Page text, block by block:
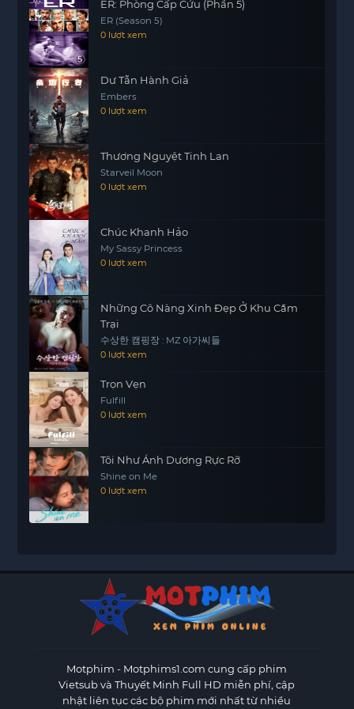
nhận được nỗi đau và quyết tâm của nhân vật
chính, cũng như những âm mưu đen tối ẩn sau
những chuyến taxi bình thường.
Bộ phim đã tạo ra một làn sóng phản ứng mạnh
mẽ từ khán giả, làm nổi bật lên những vấn đề xã
hội nhức nhối mà nhiều người vẫn đang phải đối
mặt. Tài xế ẩn danh thực sự là một tác phẩm điện
ảnh đáng xem cho những ai yêu thích thể loại
hành động kết hợp với những thông điệp sâu sắc.
ER: Phòng Cấp Cứu (Phần 5)
ER (Season 5)
0 lượt xem
Dư Tẫn Hành Giả
Embers
0 lượt xem
Thương Nguyệt Tinh Lan
Starveil Moon
0 lượt xem
Chúc Khanh Hảo
My Sassy Princess
0 lượt xem
Những Cô Nàng Xinh Đẹp Ở Khu Cắm
Trại
수상한 캠핑장 : MZ 아가씨들
0 lượt xem
Trọn Vẹn
Fulfill
0 lượt xem
Tôi Như Ánh Dương Rực Rỡ
Shine on Me
0 lượt xem
Motphim - Motphims1.com cung cấp phim
Vietsub và Thuyết Minh Full HD miễn phí, cập
nhật liên tục các bộ phim mới nhất từ nhiều